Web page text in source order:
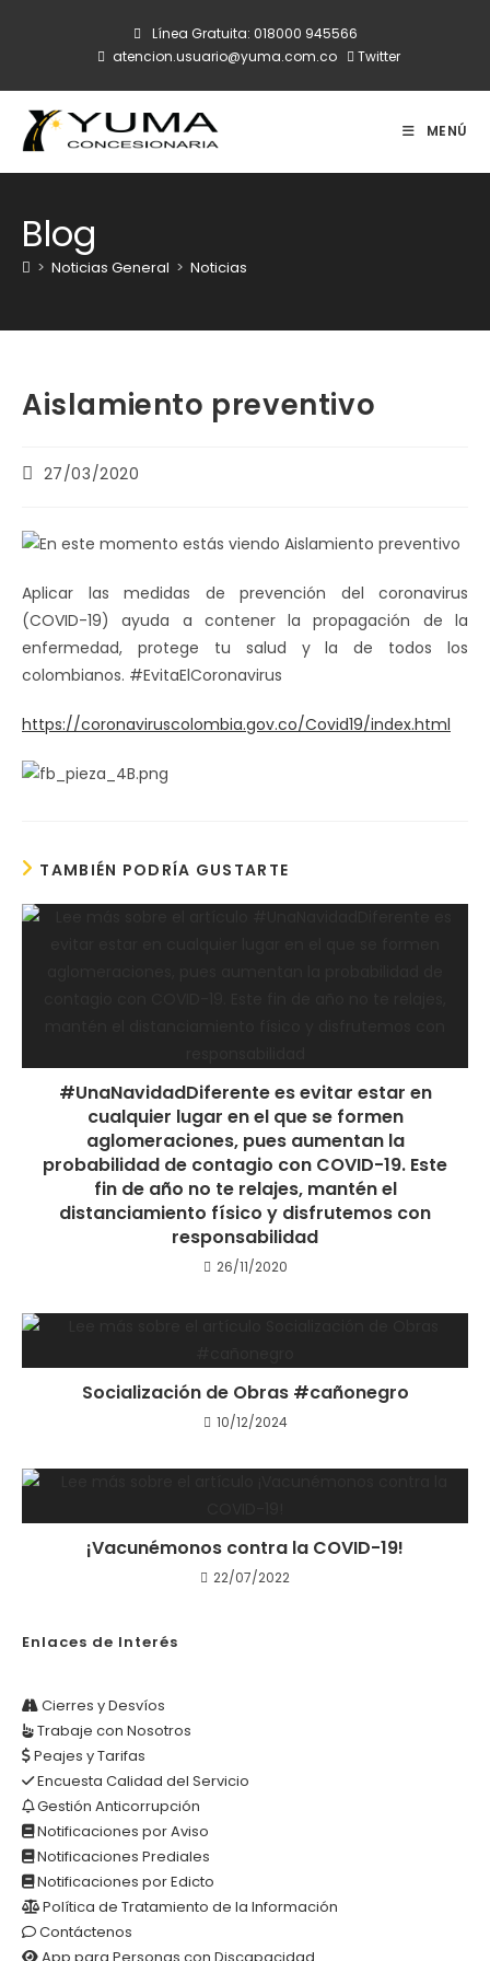
Línea Gratuita: 018000 945566
atencion.usuario@yuma.com.co
Twitter
MENÚ
Blog
> Noticias General > Noticias
Aislamiento preventivo
Publicación
entrada:
27/03/2020
Aplicar las medidas de prevención del coronavirus
(COVID-19) ayuda a contener la propagación de la
enfermedad, protege tu salud y la de todos los
colombianos. #EvitaElCoronavirus
https://coronaviruscolombia.gov.co/Covid19/index.html
TAMBIÉN PODRÍA GUSTARTE
#UnaNavidadDiferente es evitar estar en
cualquier lugar en el que se formen
aglomeraciones, pues aumentan la
probabilidad de contagio con COVID-19. Este
fin de año no te relajes, mantén el
distanciamiento físico y disfrutemos con
responsabilidad
26/11/2020
Socialización de Obras #cañonegro
10/12/2024
¡Vacunémonos contra la COVID-19!
22/07/2022
Enlaces de Interés
Cierres y Desvíos
Trabaje con Nosotros
Peajes y Tarifas
Encuesta Calidad del Servicio
Gestión Anticorrupción
Notificaciones por Aviso
Notificaciones Prediales
Notificaciones por Edicto
Política de Tratamiento de la Información
Contáctenos